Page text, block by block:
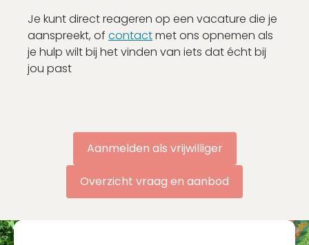
Je kunt direct reageren op een vacature die je
aanspreekt, of contactmet ons opnemen als
je hulp wilt bij het vinden van iets dat écht bij
jou past
Aanmelden als vrijwilliger
Overzicht vraag en aanbod
Nog geen account?
Schrijf je binnen 2 minuten in!